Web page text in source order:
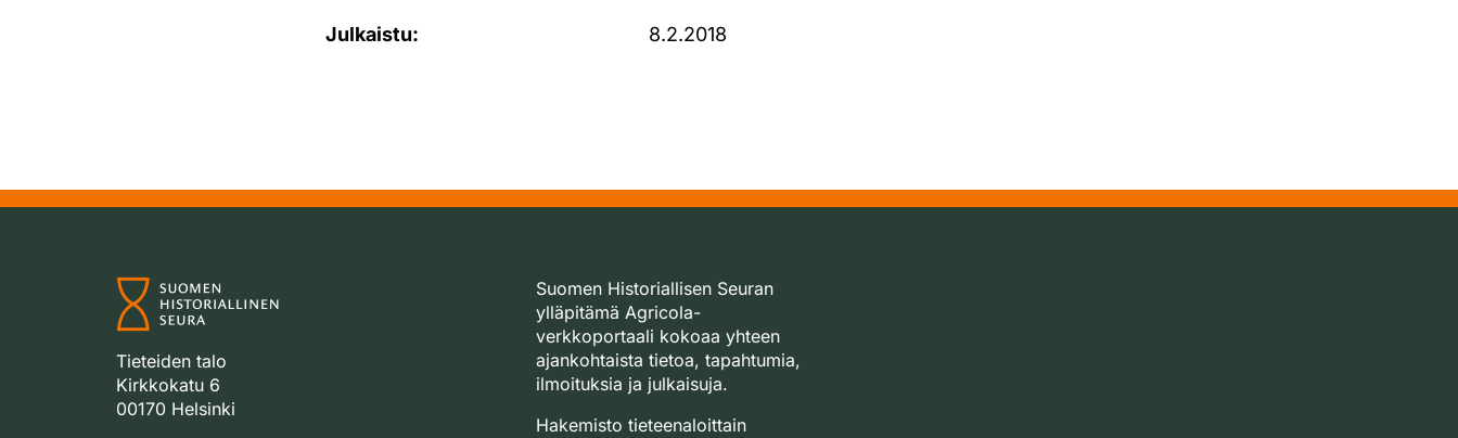
Julkaistu: 8.2.2018
Tieteiden talo
Kirkkokatu 6
00170 Helsinki
Suomen Historiallisen Seuran
ylläpitämä Agricola-
verkkoportaali kokoaa yhteen
ajankohtaista tietoa, tapahtumia,
ilmoituksia ja julkaisuja.
Hakemisto tieteenaloittain